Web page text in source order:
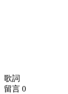
歌詞
留言 0